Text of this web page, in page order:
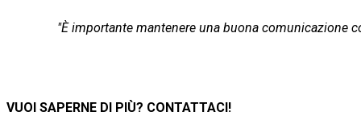
"È importante mantenere una buona comunicazione
VUOI SAPERNE DI PIÙ? CONTATTACI!